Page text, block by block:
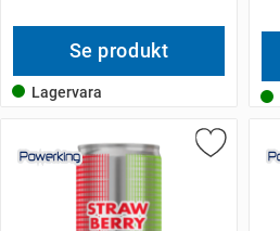
Se produkt
Lagervara